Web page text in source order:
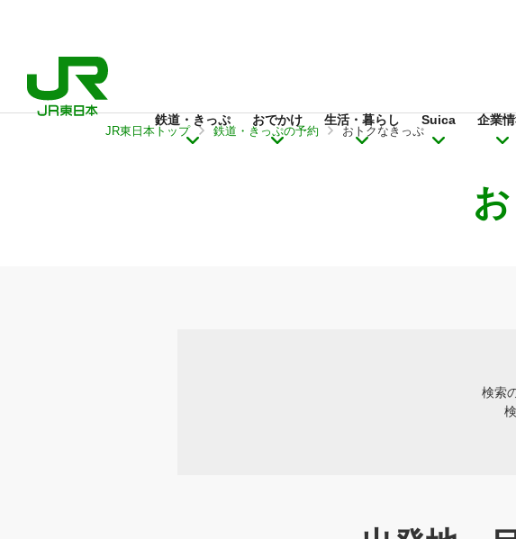
鉄道・きっぷ おでかけ 生活・暮らし Suica 企業
JR東日本トップ 鉄道・きっぷの予約 おトクなきっぷ
検索